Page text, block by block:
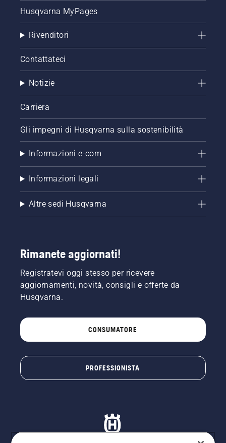
Husqvarna MyPages
Rivenditori
Contattateci
Notizie
Carriera
Gli impegni di Husqvarna sulla sostenibilità
Informazioni e-com
Informazioni legali
Altre sedi Husqvarna
Rimanete aggiornati!
Registratevi oggi stesso per ricevere
aggiornamenti, novità, consigli e offerte da
Husqvarna.
CONSUMATORE
PROFESSIONISTA